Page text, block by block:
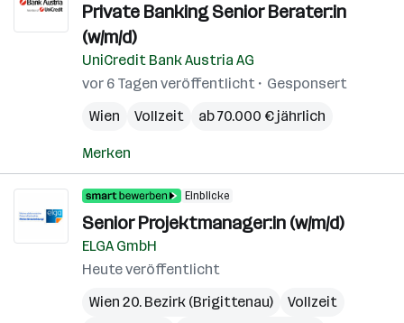
Private Banking Senior Berater:in
(w/m/d)
UniCredit Bank Austria AG
vor 6 Tagen veröffentlicht
Gesponsert
Wien
Vollzeit ab 70.000 € jährlich
Merken
Einblicke
Senior Projektmanager:in (w/m/d)
ELGA GmbH
Heute veröffentlicht
Wien 20. Bezirk (Brigittenau)
Vollzeit